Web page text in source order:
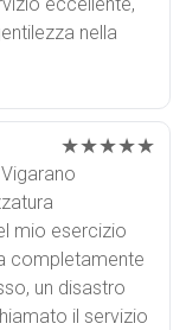
eccellente,
nella
★★★★★
mio esercizio
completamente
un disastro
il servizio